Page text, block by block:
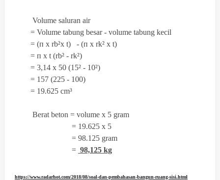
Volume saluran air
= Volume tabung besar - volume tabung kecil
= (п x rb²x t) - (п x rk² x t)
= п x t (rb² - rk²)
= 3,14 x 50 (15² - 10²)
= 157 (225 - 100)
= 19.625 cm³
Berat beton = volume x 5 gram
= 19.625 x 5
= 98.125 gram
= 98,125 kg
https://www.radarhot.com/2018/08/soal-dan-pembahasan-bangun-ruang-sisi.html